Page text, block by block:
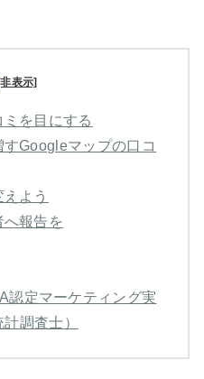
表示]
を目にする
Googleマップの口コ
よう
報告を
認定マーケティング実
調査士）